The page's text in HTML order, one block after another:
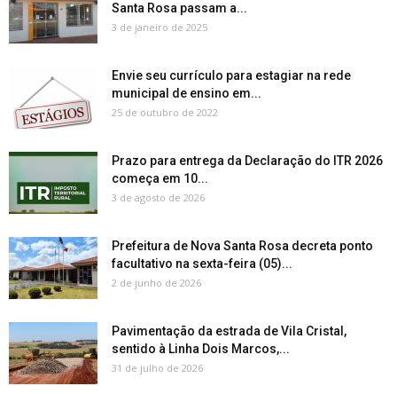
Santa Rosa passam a...
3 de janeiro de 2025
Envie seu currículo para estagiar na rede
municipal de ensino em...
25 de outubro de 2022
Prazo para entrega da Declaração do ITR 2026
começa em 10...
3 de agosto de 2026
Prefeitura de Nova Santa Rosa decreta ponto
facultativo na sexta-feira (05)...
2 de junho de 2026
Pavimentação da estrada de Vila Cristal,
sentido à Linha Dois Marcos,...
31 de julho de 2026